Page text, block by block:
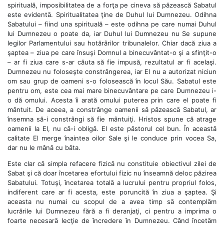
spirituală, imposibilitatea de a forţa pe cineva să păzească Sabatul
este evidentă. Spiritualitatea ţine de Duhul lui Dumnezeu. Odihna
Sabatului – fiind una spirituală – este odihna pe care numai Duhul
lui Dumnezeu o poate da, iar Duhul lui Dumnezeu nu Se supune
legilor Parlamentului sau hotărârilor tribunalelor. Chiar dacă ziua a
şaptea – ziua pe care însuşi Domnul a binecuvântat-o şi a sfinţit-o
– ar fi ziua care s-ar căuta să fie impusă, rezultatul ar fi acelaşi.
Dumnezeu nu foloseşte constrângerea, iar El nu a autorizat niciun
om sau grup de oameni s-o folosească în locul Său. Sabatul este
pentru om, este cea mai mare binecuvântare pe care Dumnezeu i-
o dă omului. Acesta îi arată omului puterea prin care el poate fi
mântuit. De aceea, a constrânge oamenii să păzească Sabatul, ar
însemna să-i constrângi să fie mântuiţi. Hristos spune că atrage
oamenii la El, nu că-i obligă. El este păstorul cel bun. În această
calitate El merge înaintea oilor Sale şi le conduce prin vocea Sa,
dar nu le mână cu bâta.
Este clar că simpla refacere fizică nu constituie obiectivul zilei de
Sabat şi că doar încetarea efortului fizic nu înseamnă deloc păzirea
Sabatului. Totuşi, încetarea totală a lucrului pentru propriul folos,
indiferent care ar fi acesta, este poruncită în ziua a şaptea. Şi
aceasta nu numai cu scopul de a avea timp să contemplăm
lucrările lui Dumnezeu fără a fi deranjaţi, ci pentru a imprima o
foarte necesară lecţie de încredere în Dumnezeu. Când încetăm